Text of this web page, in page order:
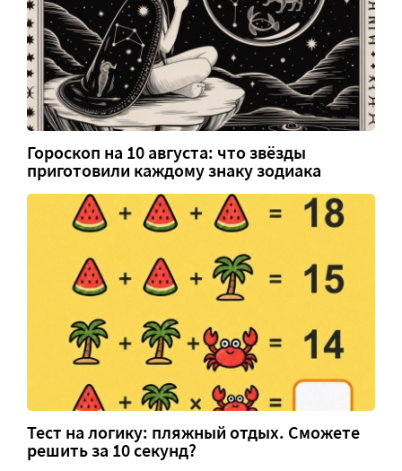
Гороскоп на 10 августа: что звёзды
приготовили каждому знаку зодиака
Тест на логику: пляжный отдых. Сможете
решить за 10 секунд?